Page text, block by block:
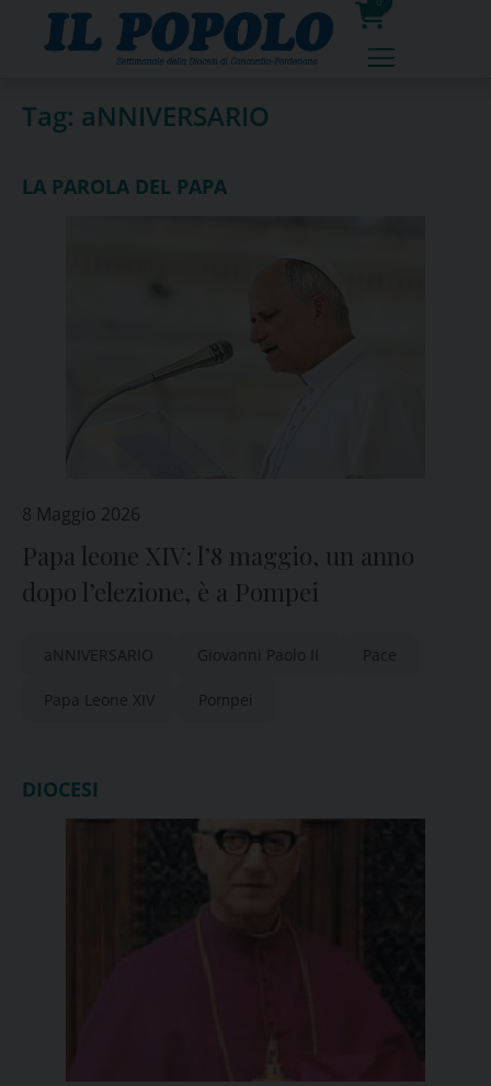
0
prodotti
Tag: aNNIVERSARIO
LA PAROLA DEL PAPA
8 Maggio 2026
Papa leone XIV: l’8 maggio, un anno
dopo l’elezione, è a Pompei
aNNIVERSARIO Giovanni Paolo II Pace
Papa Leone XIV Pompei
DIOCESI